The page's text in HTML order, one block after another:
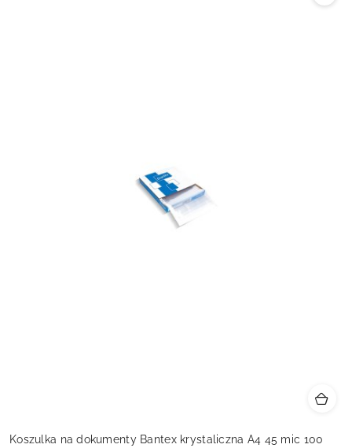
Koszulka na dokumenty Bantex krystaliczna A4 45 mic 100